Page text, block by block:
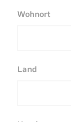
Wohnort
Land